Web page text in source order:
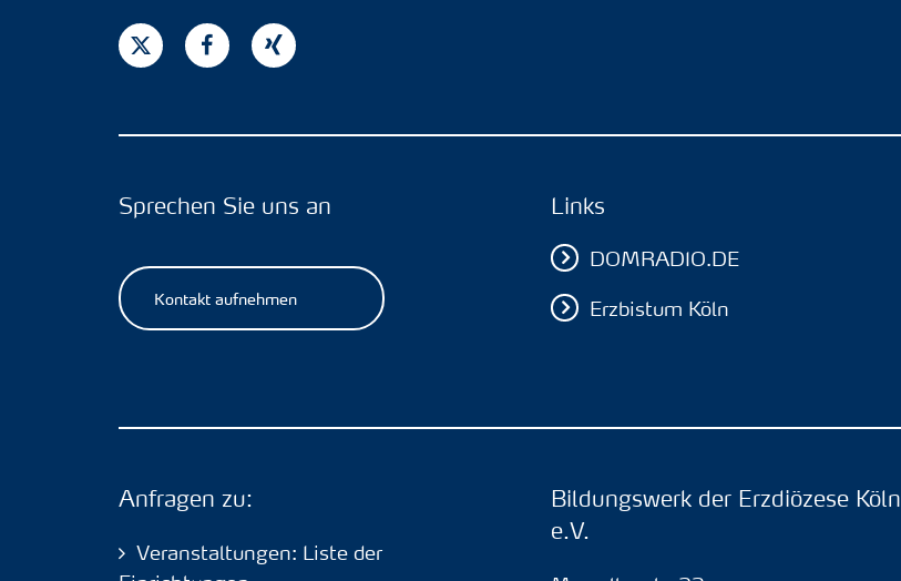
Sprechen Sie uns an
Kontakt aufnehmen
Links
DOMRADIO.DE
Erzbistum Köln
Anfragen zu:
Veranstaltungen: Liste der
Bildungswerk der Erzdiözese Köln
e.V.